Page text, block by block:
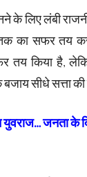
के लिए लंबी
का सफर तय
तय किया है,
बजाय सीधे सत्ता
युवराज… जनता के